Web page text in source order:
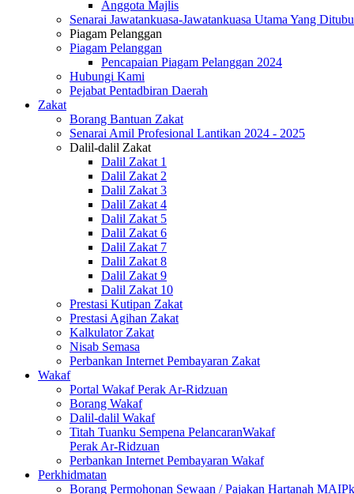
Anggota Majlis
Senarai Jawatankuasa-Jawatankuasa Utama Yang
Piagam Pelanggan
Piagam Pelanggan
Pencapaian Piagam Pelanggan 2024
Hubungi Kami
Pejabat Pentadbiran Daerah
Zakat
Borang Bantuan Zakat
Senarai Amil Profesional Lantikan 2024 - 2025
Dalil-dalil Zakat
Dalil Zakat 1
Dalil Zakat 2
Dalil Zakat 3
Dalil Zakat 4
Dalil Zakat 5
Dalil Zakat 6
Dalil Zakat 7
Dalil Zakat 8
Dalil Zakat 9
Dalil Zakat 10
Prestasi Kutipan Zakat
Prestasi Agihan Zakat
Kalkulator Zakat
Nisab Semasa
Perbankan Internet Pembayaran Zakat
Wakaf
Portal Wakaf Perak Ar-Ridzuan
Borang Wakaf
Dalil-dalil Wakaf
Titah Tuanku Sempena PelancaranWakaf
Perak Ar-Ridzuan
Perbankan Internet Pembayaran Wakaf
Perkhidmatan
Borang Permohonan Sewaan / Pajakan Hartanah MAIPk